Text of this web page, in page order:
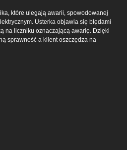
które ulegają awarii, spowodowanej
Usterka objawia się błędami
na liczniku oznaczającą awarię. Dzięki
sprawność a klient oszczędza na